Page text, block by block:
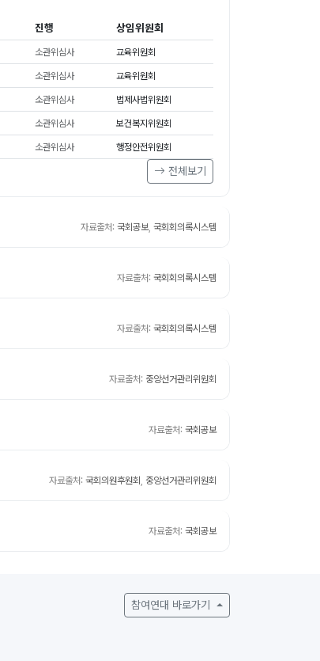
진행 상임위원회
소관위심사 교육위원회
소관위심사 교육위원회
소관위심사 법제사법위원회
소관위심사 보건복지위원회
소관위심사 행정안전위원회
전체보기
자료출처: 국회공보, 국회회의록시스템
자료출처: 국회회의록시스템
자료출처: 국회회의록시스템
자료출처: 중앙선거관리위원회
자료출처: 국회공보
자료출처: 국회의원후원회 중앙선거관리위원회
자료출처: 국회공보
참여연대 바로가기